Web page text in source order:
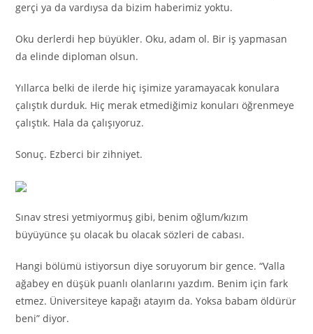
gerçi ya da vardıysa da bizim haberimiz yoktu.
Oku derlerdi hep büyükler. Oku, adam ol. Bir iş yapmasan
da elinde diploman olsun.
Yıllarca belki de ilerde hiç işimize yaramayacak konulara
çalıştık durduk. Hiç merak etmediğimiz konuları öğrenmeye
çalıştık. Hala da çalışıyoruz.
Sonuç. Ezberci bir zihniyet.
Sınav stresi yetmiyormuş gibi, benim oğlum/kızım
büyüyünce şu olacak bu olacak sözleri de cabası.
Hangi bölümü istiyorsun diye soruyorum bir gence. “Valla
ağabey en düşük puanlı olanlarını yazdım. Benim için fark
etmez. Üniversiteye kapağı atayım da. Yoksa babam öldürür
beni” diyor.